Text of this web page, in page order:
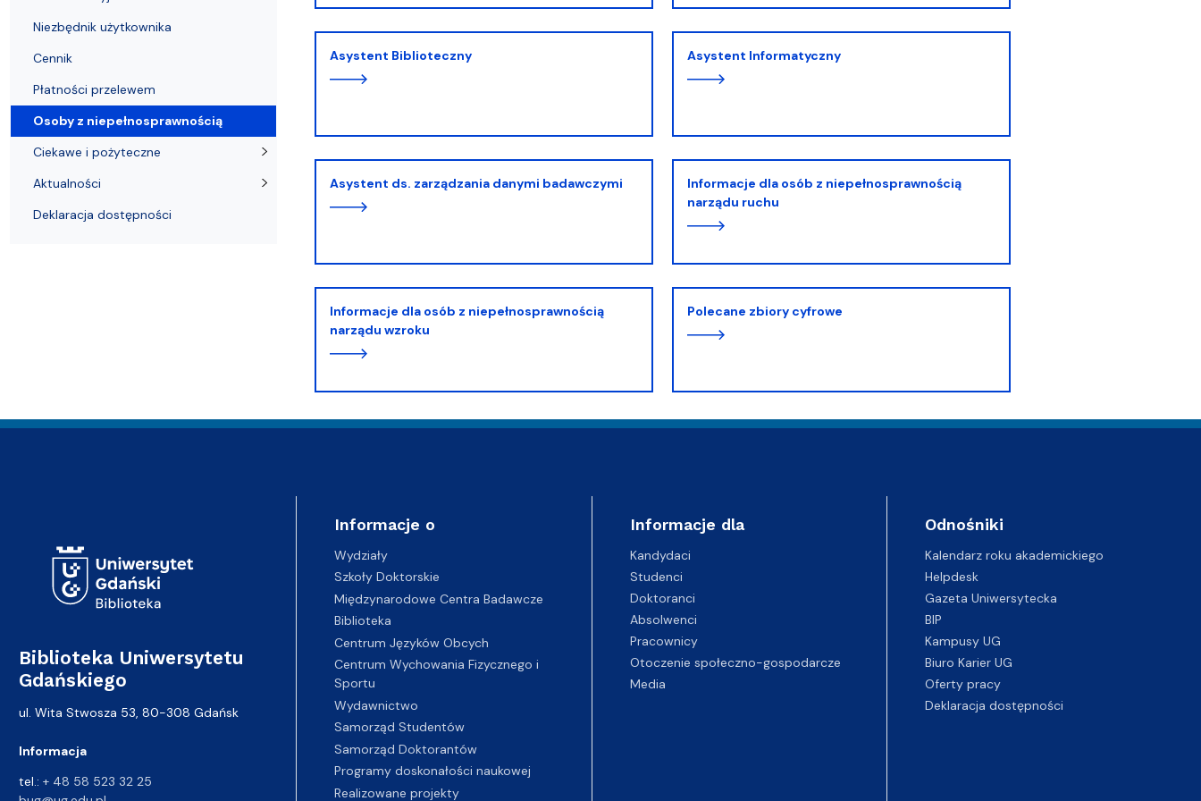
Asystent Biblioteczny Asystent Informatyczny
Asystent ds. zarządzania danymi badawczymi
Informacje dla osób z niepełnosprawnością
narządu ruchu
Informacje dla osób z niepełnosprawnością
narządu wzroku
Polecane zbiory cyfrowe
Niezbędnik użytkownika
Cennik
Płatności przelewem
Osoby z niepełnosprawnością
Ciekawe i pożyteczne
Aktualności
Deklaracja dostępności
Biblioteka Uniwersytetu
Gdańskiego
ul. Wita Stwosza 53, 80-308 Gdańsk
Informacja
tel.: + 48 58 523 32 25
Informacje o
Wydziały
Szkoły Doktorskie
Międzynarodowe Centra Badawcze
Biblioteka
Centrum Języków Obcych
Centrum Wychowania Fizycznego i
Sportu
Wydawnictwo
Samorząd Studentów
Samorząd Doktorantów
Programy doskonałości naukowej
Realizowane projekty
Informacje dla
Kandydaci
Studenci
Doktoranci
Absolwenci
Pracownicy
Otoczenie społeczno-gospodarcze
Media
Odnośniki
Kalendarz roku akademickiego
Helpdesk
Gazeta Uniwersytecka
BIP
Kampusy UG
Biuro Karier UG
Oferty pracy
Deklaracja dostępności